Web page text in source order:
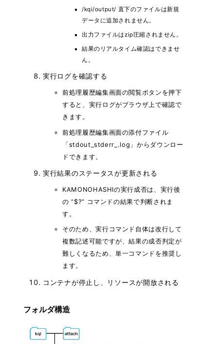
/kqi/output/ 直下のファイルは新規
データに追加されません。
出力ファイルはzip圧縮されません。
結果のリアルタイム確認はできませ
ん。
実行ログを確認する
前処理履歴編集画面の閲覧ボタンを押下
すると、実行ログがブラウザ上で確認で
きます。
前処理履歴編集画面の添付ファイル
「stdout_stderr_.log」からダウンロー
ドできます。
実行結果のステータスが更新される
KAMONOHASHIの実行成否は、実行後
の “$?” コマンドの結果で判断されま
す。
そのため、実行コマンド自体は改行して
複数記述可能ですが、結果の成否判定が
難しくなるため、単一コマンドを推奨し
ます。
コンテナが停止し、リソースが開放される
フォルダ構造